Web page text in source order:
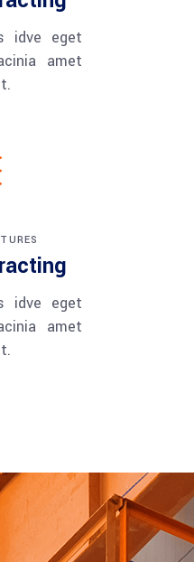
idve eget
amet
idve eget
amet